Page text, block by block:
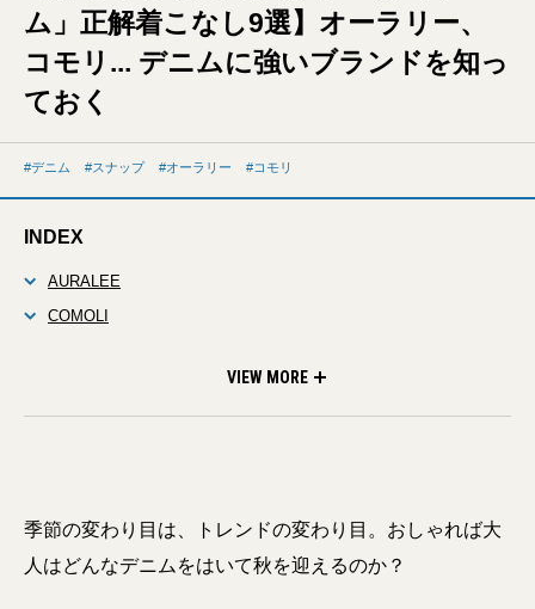
ム」正解着こなし9選】オーラリー、
コモリ... デニムに強いブランドを知っ
ておく
デニム スナップ オーラリー コモリ
INDEX
AURALEE
COMOLI
VIEW MORE
季節の変わり目は、トレンドの変わり目。おしゃれば大
人はどんなデニムをはいて秋を迎えるのか？